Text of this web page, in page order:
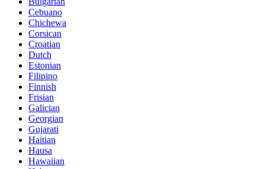
Cebuano
Chichewa
Corsican
Croatian
Dutch
Estonian
Filipino
Finnish
Frisian
Galician
Georgian
Gujarati
Haitian
Hausa
Hawaiian